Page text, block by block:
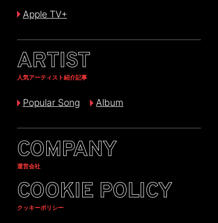
Apple TV+
ARTIST
人気アーティスト紹介記事
Popular Song Album
COMPANY
運営会社
COOKIE POLICY
クッキーポリシー